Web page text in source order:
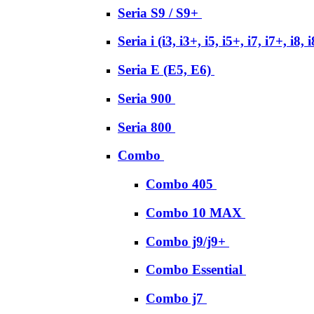
Seria S9 / S9+
Seria i (i3, i3+, i5, i5+, i7, i7+, i8,
Seria E (E5, E6)
Seria 900
Seria 800
Combo
Combo 405
Combo 10 MAX
Combo j9/j9+
Combo Essential
Combo j7